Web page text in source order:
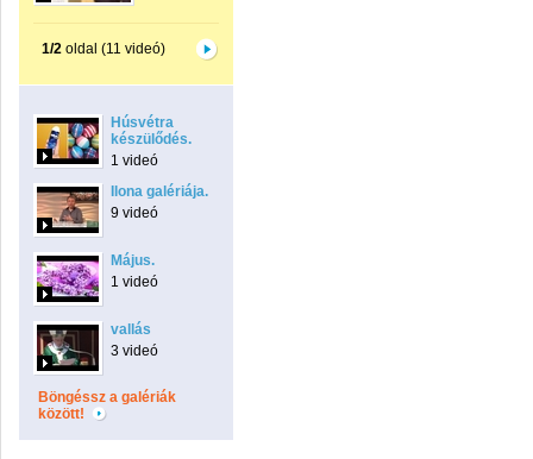
1/2 oldal (11 videó)
Húsvétra
készülődés.
1 videó
Ilona galériája.
9 videó
Május.
1 videó
vallás
3 videó
Böngéssz a galériák
között!